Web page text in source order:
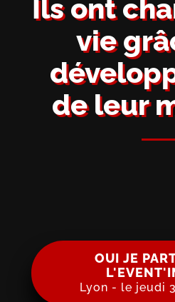
Ils ont
vie
de leur
OUI JE
Lyon - le jeudi